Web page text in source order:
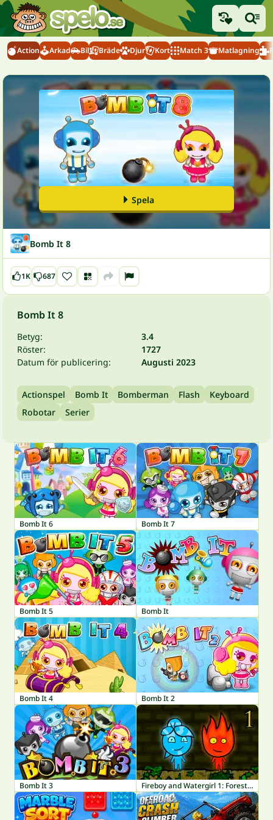
Action Arkad Bil Bräde Djur Kort Match 3 Matlagning
Spela
Bomb It 8
1K 687
Bomb It 8
Betyg:
3.4
Röster:
1727
Datum för publicering:
Augusti 2023
Actionspel Bomb It Bomberman Flash
Keyboard
Robotar
Serier
Bomb It 6 Bomb It 7
Bomb It 5 Bomb It
Bomb It 4 Bomb It 2
Bomb It 3 Fireboy and Watergirl 1: Forest Temple